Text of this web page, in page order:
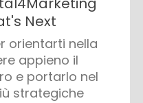
Next
orientarti nella
appieno il
e portarlo nel
strategiche